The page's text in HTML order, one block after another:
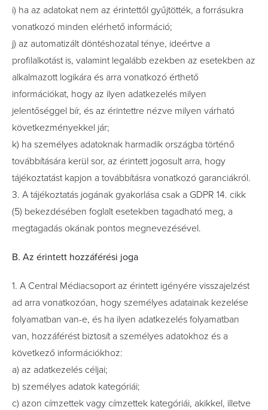
i) ha az adatokat nem az érintettől gyűjtötték, a forrásukra
vonatkozó minden elérhető információ;
j) az automatizált döntéshozatal ténye, ideértve a
profilalkotást is, valamint legalább ezekben az esetekben az
alkalmazott logikára és arra vonatkozó érthető
információkat, hogy az ilyen adatkezelés milyen
jelentőséggel bír, és az érintettre nézve milyen várható
következményekkel jár;
k) ha személyes adatoknak harmadik országba történő
továbbítására kerül sor, az érintett jogosult arra, hogy
tájékoztatást kapjon a továbbításra vonatkozó garanciákról.
3. A tájékoztatás jogának gyakorlása csak a GDPR 14. cikk
(5) bekezdésében foglalt esetekben tagadható meg, a
megtagadás okának pontos megnevezésével.
B. Az érintett hozzáférési joga
1. A Central Médiacsoport az érintett igényére visszajelzést
ad arra vonatkozóan, hogy személyes adatainak kezelése
folyamatban van-e, és ha ilyen adatkezelés folyamatban
van, hozzáférést biztosít a személyes adatokhoz és a
következő információkhoz:
a) az adatkezelés céljai;
b) személyes adatok kategóriái;
c) azon címzettek vagy címzettek kategóriái, akikkel, illetve